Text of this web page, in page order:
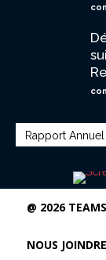
Rapport Annuel
@ 2026
NOUS JOINDRE